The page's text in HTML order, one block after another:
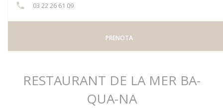
03 22 26 61 09
PRENOTA
RESTAURANT DE LA MER BA-
QUA-NA